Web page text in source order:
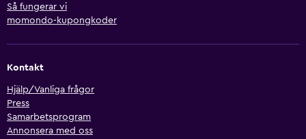
Så fungerar vi
momondo-kupongkoder
Kontakt
Hjälp/Vanliga frågor
Press
Samarbetsprogram
Annonsera med oss